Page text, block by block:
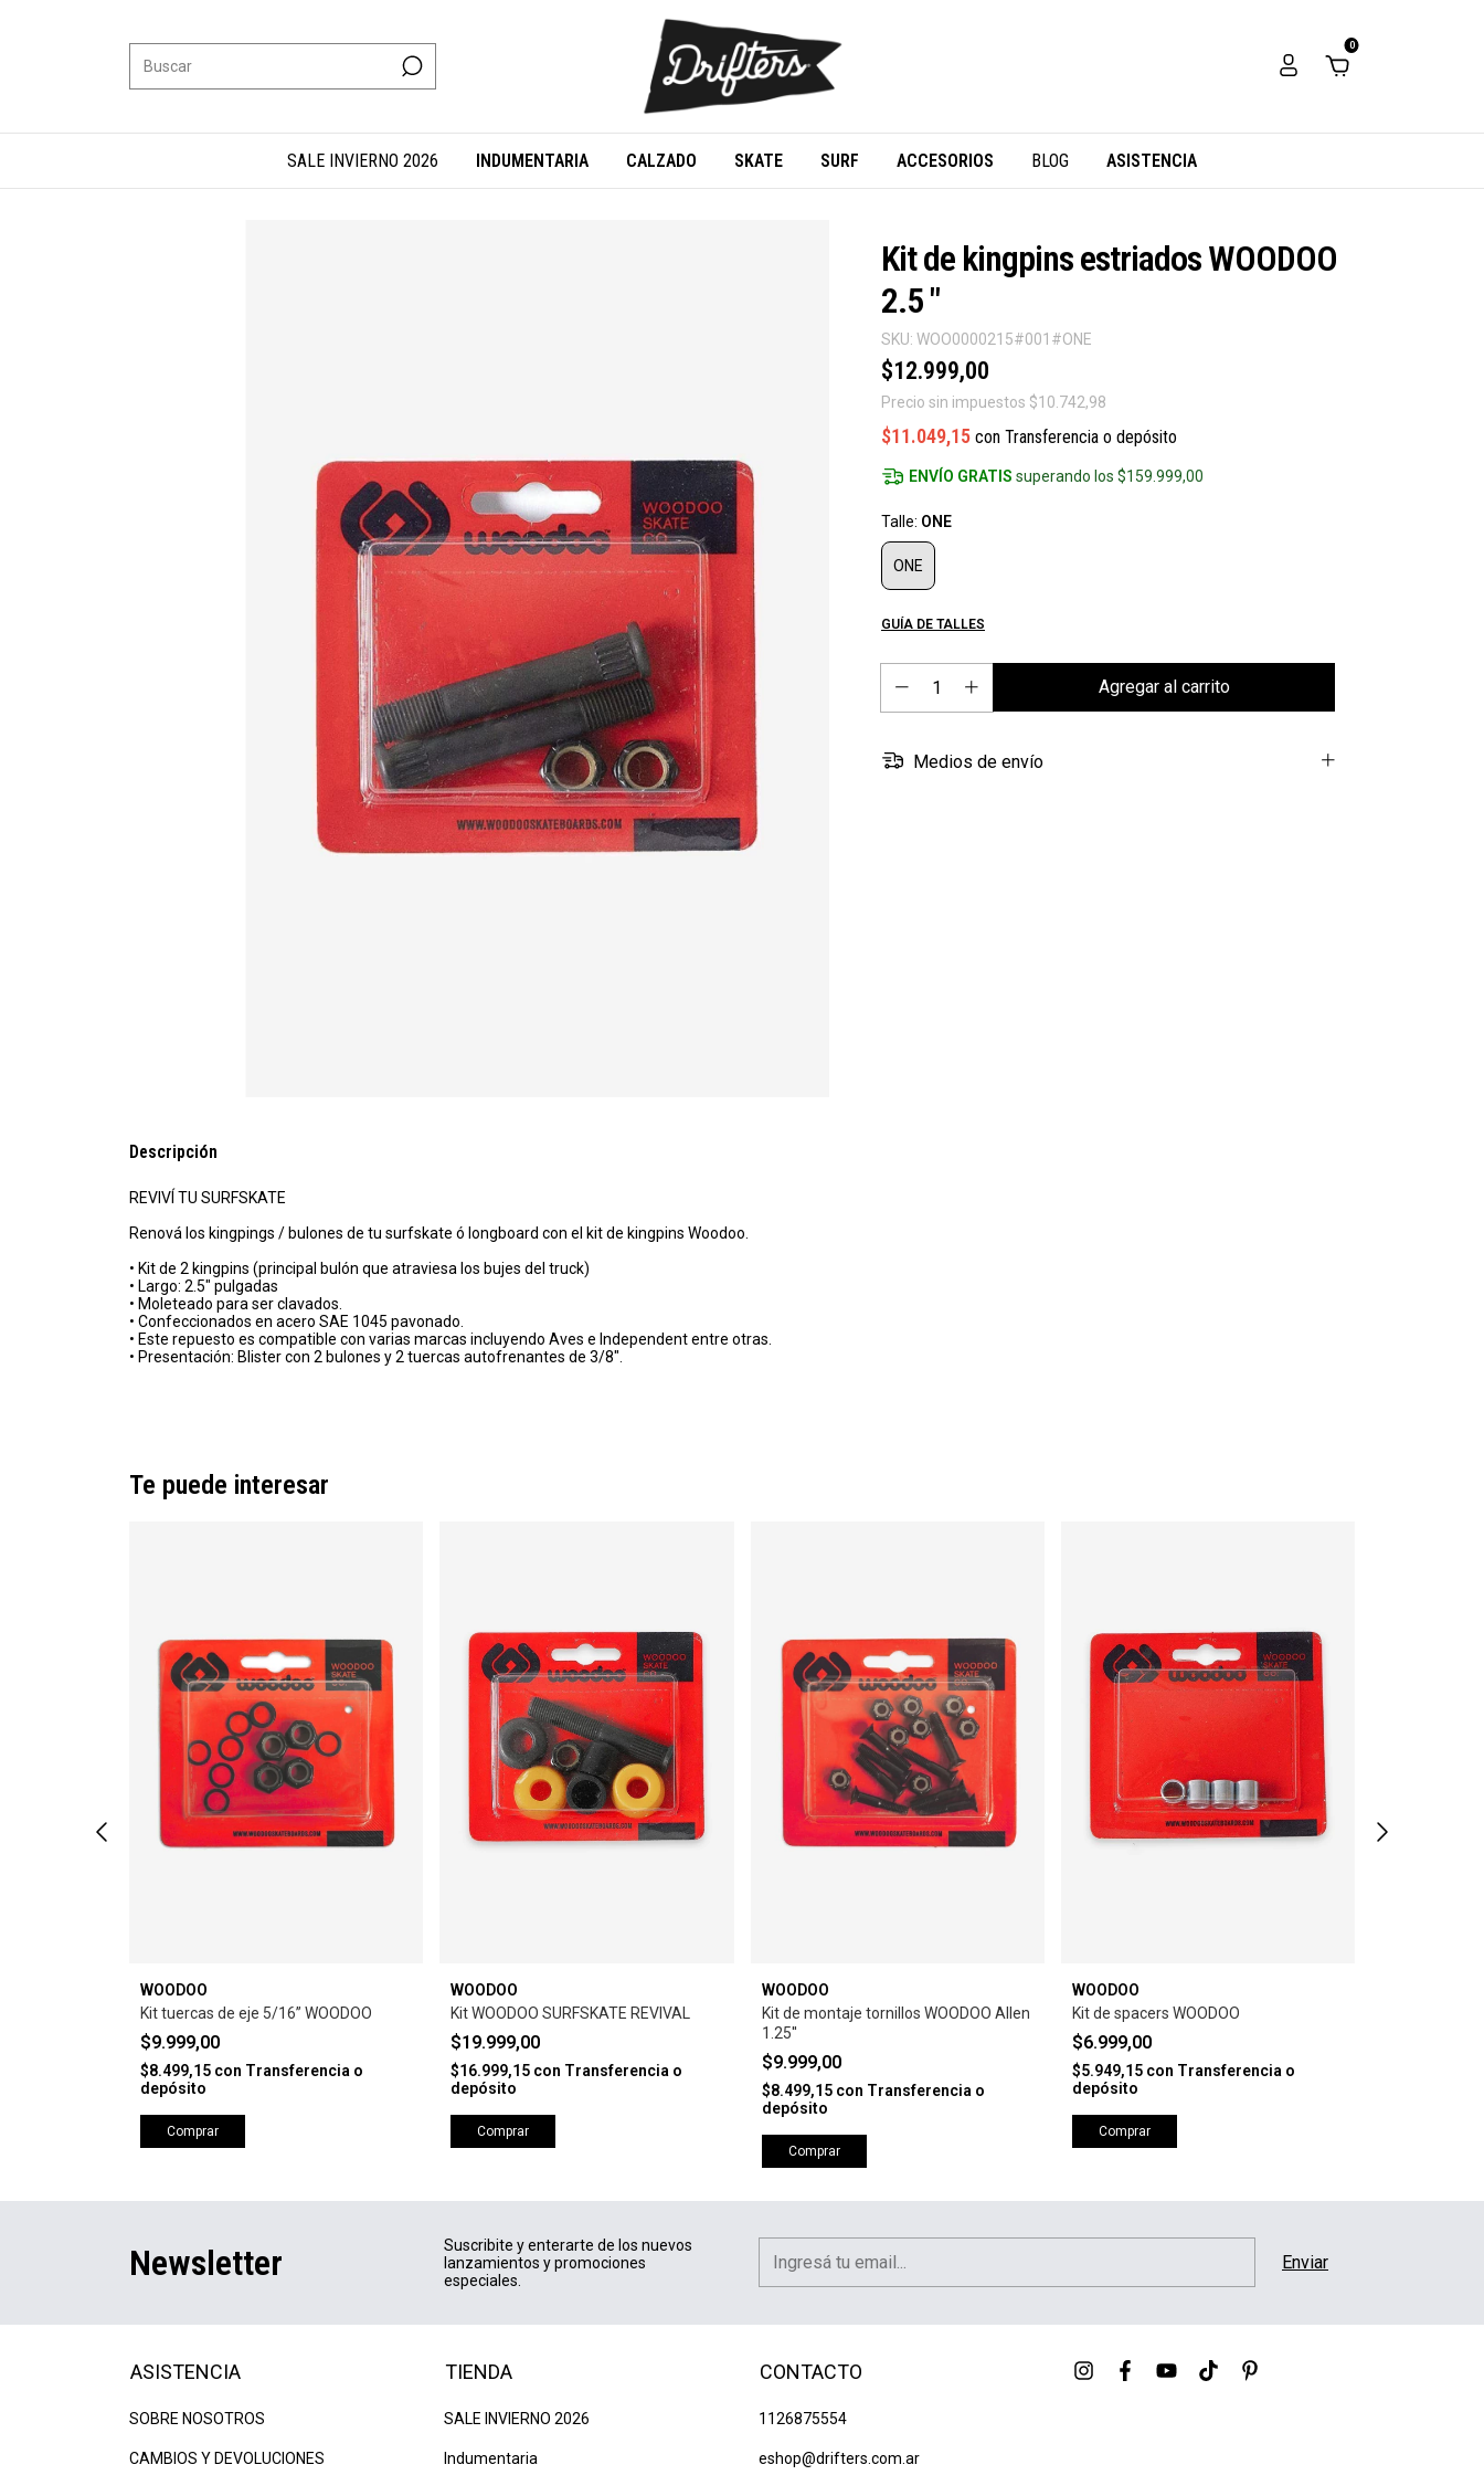
0
SALE INVIERNO 2026 INDUMENTARIA CALZADO SKATE SURF ACCESORIOS BLOG ASISTENCIA
Kit de kingpins estriados WOODOO
2.5 "
SKU: WOO0000215#001#ONE
$12.999,00
Precio sin impuestos $10.742,98
$11.049,15 con Transferencia o depósito
ENVÍO GRATIS superando los$159.999,00
Talle: ONE
ONE
GUÍA DE TALLES
Medios de envío
Descripción
REVIVÍ TU SURFSKATE
Renová los kingpings / bulones de tu surfskate ó longboard con el kit de kingpins Woodoo.
• Kit de 2 kingpins (principal bulón que atraviesa los bujes del truck)
• Largo: 2.5" pulgadas
• Moleteado para ser clavados.
• Confeccionados en acero SAE 1045 pavonado.
• Este repuesto es compatible con varias marcas incluyendo Aves e Independent entre otras.
• Presentación: Blister con 2 bulones y 2 tuercas autofrenantes de 3/8".
Te puede interesar
WOODOO
Kit tuercas de eje 5/16” WOODOO
$9.999,00
$8.499,15 con Transferencia o
depósito
Comprar
WOODOO
Kit WOODOO SURFSKATE REVIVAL
$19.999,00
$16.999,15 con Transferencia o
depósito
Comprar
WOODOO
Kit de montaje tornillos WOODOO Allen
1.25''
$9.999,00
$8.499,15 con Transferencia o
depósito
Comprar
WOODOO
Kit de spacers WOODOO
$6.999,00
$5.949,15 con Transferencia o
depósito
Comprar
Newsletter
Suscribite y enterarte de los nuevos
lanzamientos y promociones
especiales.
ASISTENCIA
SOBRE NOSOTROS
CAMBIOS Y DEVOLUCIONES
TIENDA
SALE INVIERNO 2026
Indumentaria
CONTACTO
1126875554
eshop@drifters.com.ar